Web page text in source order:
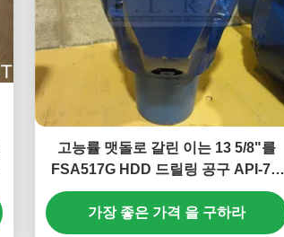
고능률 맷돌로 갈린 이는 13 5/8"를
FSA517G HDD 드릴링 공구 API-7-1
기준 물었습니다
가장 좋은 가격 을 구하라